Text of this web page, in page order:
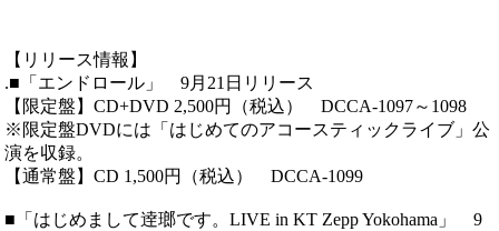
【リリース情報】
.■「エンドロール」 9月21日リリース
【限定盤】CD+DVD 2,500円（税込） DCCA-1097～1098
※限定盤DVDには「 はじめてのアコースティックライブ 」公
演を収録。
【通常盤】CD 1,500円（税込） DCCA-1099
■「はじめまして逹瑯です。LIVE in KT Zepp Yokohama」 9